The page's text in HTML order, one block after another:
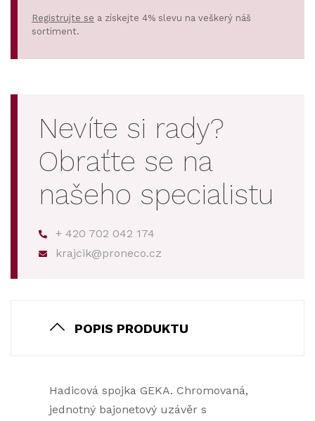
Registrujte se a získejte 4% slevu na veškerý náš
sortiment.
Nevíte si rady?
Obraťte se na
našeho specialistu
+ 420 702 042 174
krajcik@proneco.cz
POPIS PRODUKTU
Hadicová spojka GEKA. Chromovaná,
jednotný bajonetový uzávěr s